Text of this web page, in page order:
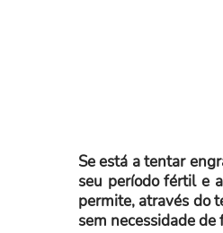
Se está a tentar
seu período fértil e
permite, através do
sem necessidade de